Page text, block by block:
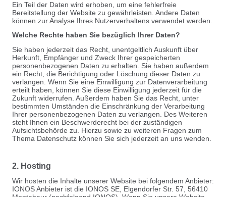
Ein Teil der Daten wird erhoben, um eine fehlerfreie
Bereitstellung der Website zu gewährleisten. Andere Daten
können zur Analyse Ihres Nutzerverhaltens verwendet werden.
Welche Rechte haben Sie bezüglich Ihrer Daten?
Sie haben jederzeit das Recht, unentgeltlich Auskunft über
Herkunft, Empfänger und Zweck Ihrer gespeicherten
personenbezogenen Daten zu erhalten. Sie haben außerdem
ein Recht, die Berichtigung oder Löschung dieser Daten zu
verlangen. Wenn Sie eine Einwilligung zur Datenverarbeitung
erteilt haben, können Sie diese Einwilligung jederzeit für die
Zukunft widerrufen. Außerdem haben Sie das Recht, unter
bestimmten Umständen die Einschränkung der Verarbeitung
Ihrer personenbezogenen Daten zu verlangen. Des Weiteren
steht Ihnen ein Beschwerderecht bei der zuständigen
Aufsichtsbehörde zu. Hierzu sowie zu weiteren Fragen zum
Thema Datenschutz können Sie sich jederzeit an uns wenden.
2. Hosting
Wir hosten die Inhalte unserer Website bei folgendem Anbieter:
IONOS Anbieter ist die IONOS SE, Elgendorfer Str. 57, 56410